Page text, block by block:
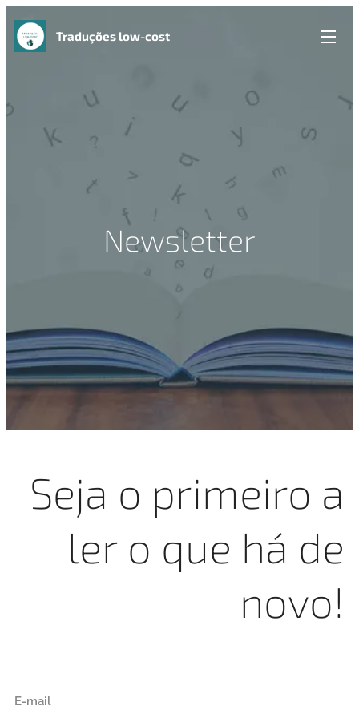
Traduções low-cost
Newsletter
Seja o primeiro a
ler o que há de
novo!
E-mail